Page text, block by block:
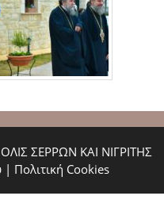
ΣΕΡΡΩΝ ΚΑΙ ΝΙΓΡΙΤΗΣ
| Πολιτική Cookies